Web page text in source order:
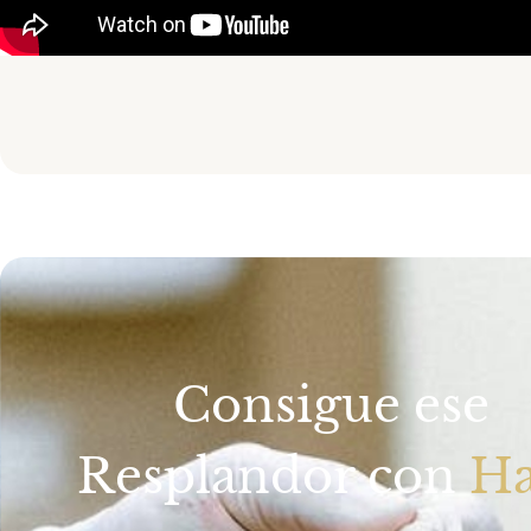
Consigue ese
Resplandor con